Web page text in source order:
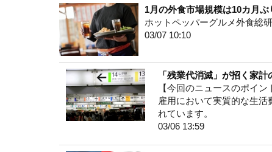
1月の外食市場規模は10カ月
ホットペッパーグルメ外食総
03/07 10:10
「残業代消滅」が招く家
【今回のニュースのポイ
雇用において実質的な生
れています。
03/06 13:59